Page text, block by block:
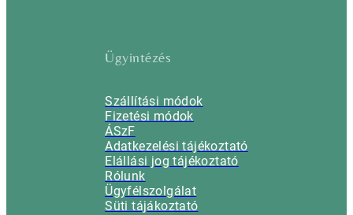
Ügyintézés
Szállítási módok
Fizetési módok
ÁSzF
Adatkezelési tájékoztató
Elállási jog tájékoztató
Rólunk
Ügyfélszolgálat
Süti tájákoztató